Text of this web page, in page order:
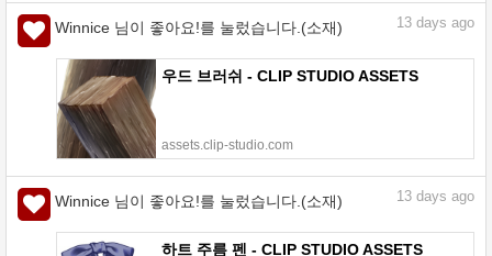
Winnice 님이 좋아요!를 눌렀습니다.(소재) 13 days ago
우드 브러쉬 - CLIP STUDIO ASSETS
assets.clip-studio.com
Winnice 님이 좋아요!를 눌렀습니다.(소재) 13 days ago
하트 주름 펜 - CLIP STUDIO ASSETS